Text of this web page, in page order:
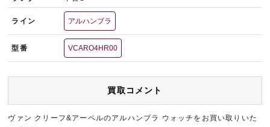
ライン アルハンブラ
型番 VCARO4HR00
買取コメント
ヴァン クリーフ&アーペルのアルハンブラ ウォッチをお買い取りいた